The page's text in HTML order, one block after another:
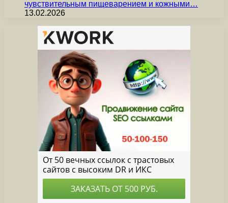
чувствительным пищеварением и кожными…
13.02.2026